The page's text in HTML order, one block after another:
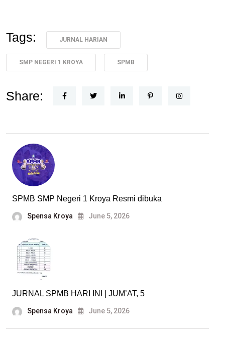
Tags: JURNAL HARIAN
SMP NEGERI 1 KROYA SPMB
Share:
SPMB SMP Negeri 1 Kroya Resmi dibuka
Spensa Kroya June 5, 2026
JURNAL SPMB HARI INI | JUM’AT, 5
Spensa Kroya June 5, 2026